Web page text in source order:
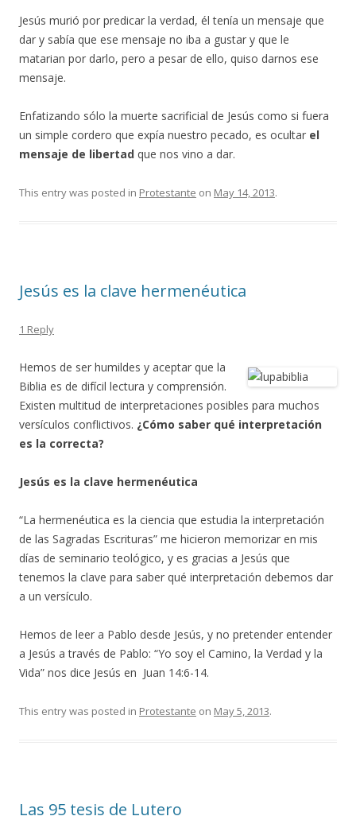
Jesús murió por predicar la verdad, él tenía un mensaje que
dar y sabía que ese mensaje no iba a gustar y que le
matarian por darlo, pero a pesar de ello, quiso darnos ese
mensaje.
Enfatizando sólo la muerte sacrificial de Jesús como si fuera
un simple cordero que expía nuestro pecado, es ocultar el
mensaje de libertad que nos vino a dar.
This entry was posted in Protestante on May 14, 2013.
Jesús es la clave hermenéutica
1 Reply
Hemos de ser humildes y aceptar que la
Biblia es de difícil lectura y comprensión.
Existen multitud de interpretaciones posibles para muchos
versículos conflictivos. ¿Cómo saber qué interpretación
es la correcta?
Jesús es la clave hermenéutica
“La hermenéutica es la ciencia que estudia la interpretación
de las Sagradas Escrituras” me hicieron memorizar en mis
días de seminario teológico, y es gracias a Jesús que
tenemos la clave para saber qué interpretación debemos dar
a un versículo.
Hemos de leer a Pablo desde Jesús, y no pretender entender
a Jesús a través de Pablo: “Yo soy el Camino, la Verdad y la
Vida” nos dice Jesús en Juan 14:6-14.
This entry was posted in Protestante on May 5, 2013.
Las 95 tesis de Lutero